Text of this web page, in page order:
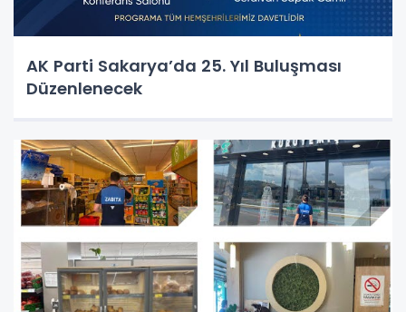
AK Parti Sakarya’da 25. Yıl Buluşması
Düzenlenecek